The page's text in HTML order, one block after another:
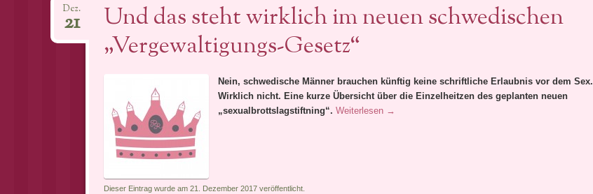
Und das steht wirklich im neuen schwedischen
„Vergewaltigungs-Gesetz“
Dez.
21
Nein, schwedische Männer brauchen künftig keine schriftliche Erlaubnis vor dem Sex.
Wirklich nicht. Eine kurze Übersicht über die Einzelheitzen des geplanten neuen
„sexualbrottslagstiftning“. Weiterlesen →
Dieser Eintrag wurde am 21. Dezember 2017 veröffentlicht.